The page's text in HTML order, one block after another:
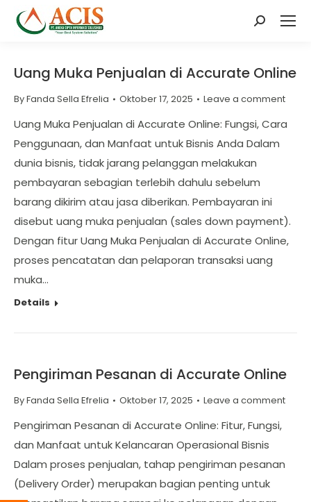
Search:
Uang Muka Penjualan di Accurate Online
ByFanda Sella Efrelia Oktober 17, 2025 Leave a comment
Uang Muka Penjualan di Accurate Online: Fungsi, Cara
Penggunaan, dan Manfaat untuk Bisnis Anda Dalam
dunia bisnis, tidak jarang pelanggan melakukan
pembayaran sebagian terlebih dahulu sebelum
barang dikirim atau jasa diberikan. Pembayaran ini
disebut uang muka penjualan (sales down payment).
Dengan fitur Uang Muka Penjualan di Accurate Online,
proses pencatatan dan pelaporan transaksi uang
muka…
Details
Pengiriman Pesanan di Accurate Online
ByFanda Sella Efrelia Oktober 17, 2025 Leave a comment
Pengiriman Pesanan di Accurate Online: Fitur, Fungsi,
dan Manfaat untuk Kelancaran Operasional Bisnis
Dalam proses penjualan, tahap pengiriman pesanan
(Delivery Order) merupakan bagian penting untuk